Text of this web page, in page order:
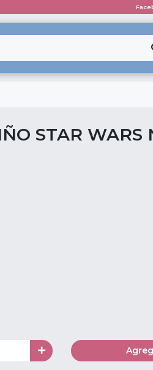
STAR WARS